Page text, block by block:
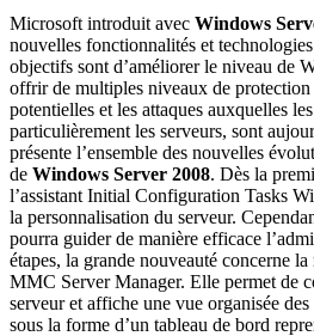
Email
Microsoft introduit avec Windows
nouvelles fonctionnalités et
objectifs sont d’améliorer le niveau de
offrir de multiples niveaux de protection
potentielles et les attaques auxquelles
particulièrement les serveurs, sont
présente l’ensemble des nouvelles
de Windows Server 2008. Dès la
l’assistant Initial Configuration Tasks
la personnalisation du serveur.
pourra guider de manière efficace
étapes, la grande nouveauté concerne
MMC Server Manager. Elle permet de
serveur et affiche une vue organisée
sous la forme d’un tableau de bord